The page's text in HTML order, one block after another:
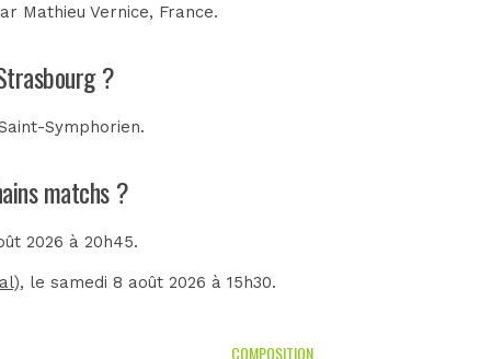
Mathieu Vernice, France.
?
Symphorien.
matchs ?
2026 à 20h45.
, le samedi 8 août 2026 à 15h30.
COMPOSITION